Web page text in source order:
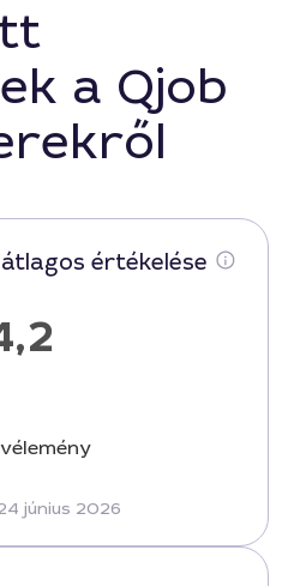
a Qjob
értékelése
június 2026